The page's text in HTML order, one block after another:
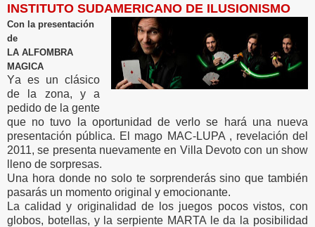
INSTITUTO SUDAMERICANO DE ILUSIONISMO
Con la presentación
de
LA ALFOMBRA
MAGICA
Ya es un clásico
de la zona, y a
pedido de la gente
que no tuvo la oportunidad de verlo se hará una nueva
presentación pública. El mago MAC-LUPA , revelación del
2011, se presenta nuevamente en Villa Devoto con un show
lleno de sorpresas.
Una hora donde no solo te sorprenderás sino que también
pasarás un momento original y emocionante.
La calidad y originalidad de los juegos pocos vistos, con
globos, botellas, y la serpiente MARTA le da la posibilidad